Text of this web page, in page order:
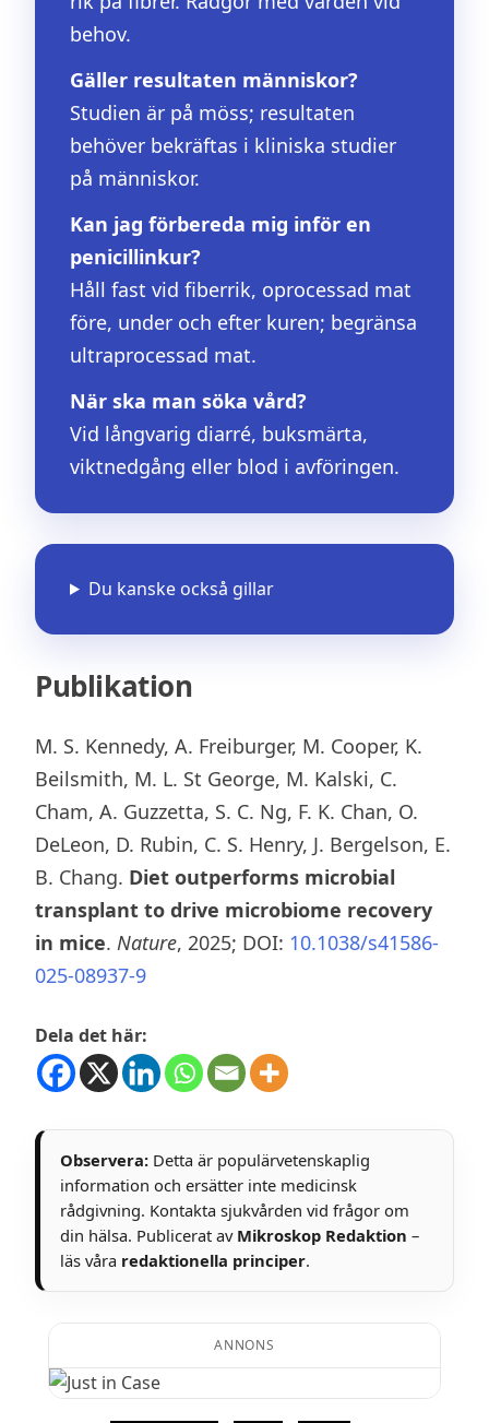
behov.
Gäller resultaten människor?
Studien är på möss; resultaten
behöver bekräftas i kliniska studier
på människor.
Kan jag förbereda mig inför en
penicillinkur?
Håll fast vid fiberrik, oprocessad mat
före, under och efter kuren; begränsa
ultraprocessad mat.
När ska man söka vård?
Vid långvarig diarré, buksmärta,
viktnedgång eller blod i avföringen.
Du kanske också gillar
Publikation
M. S. Kennedy, A. Freiburger, M. Cooper, K.
Beilsmith, M. L. St George, M. Kalski, C.
Cham, A. Guzzetta, S. C. Ng, F. K. Chan, O.
DeLeon, D. Rubin, C. S. Henry, J. Bergelson, E.
B. Chang. Diet outperforms microbial
transplant to drive microbiome recovery
in mice. Nature, 2025; DOI: 10.1038/s41586-
025-08937-9
Dela det här:
Observera: Detta är populärvetenskaplig
information och ersätter inte medicinsk
rådgivning. Kontakta sjukvården vid frågor om
din hälsa. Publicerat av Mikroskop Redaktion –
läs våra redaktionella principer.
ANNONS